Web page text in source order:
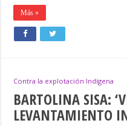
Más »
Contra la explotación Indígena
BARTOLINA SISA:
LEVANTAMIENTO